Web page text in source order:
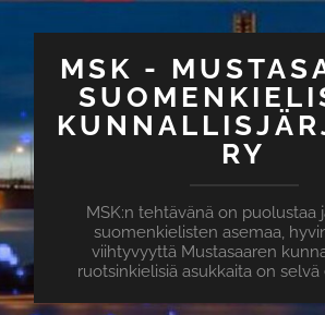
MSK -
RY
MSK:n tehtävänä on puolustaa
suomenkielisten asemaa,
viihtyvyyttä Mustasaaren
ruotsinkielisiä asukkaita on